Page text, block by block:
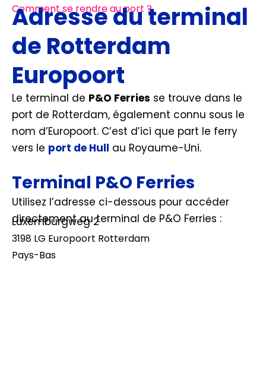
Comment se rendre au port ?
Adresse du terminal
de Rotterdam
Europoort
Le terminal de P&O Ferries se trouve dans le
port de Rotterdam, également connu sous le
nom d’Europoort. C’est d’ici que part le ferry
vers le port de Hull au Royaume-Uni.
Terminal P&O Ferries
Utilisez l’adresse ci-dessous pour accéder
directement au terminal de P&O Ferries :
Luxemburgweg 2
3198 LG Europoort Rotterdam
Pays-Bas